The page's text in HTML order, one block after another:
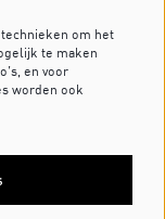
om het
te maken
en voor
worden ook